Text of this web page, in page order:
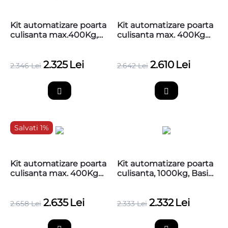
Kit automatizare poarta
culisanta max.400Kg,
2.346 Lei 2.325 Lei
Kit automatizare poarta
culisanta max. 400Kg
ROAD400KCE
2.642 Lei 2.610 Lei
Salvati 1%
Kit automatizare poarta
culisanta max. 400Kg
zincate
2.658 Lei 2.635 Lei
Kit automatizare poarta
culisanta, 1000kg, Basic,
2.333 Lei 2.332 Lei